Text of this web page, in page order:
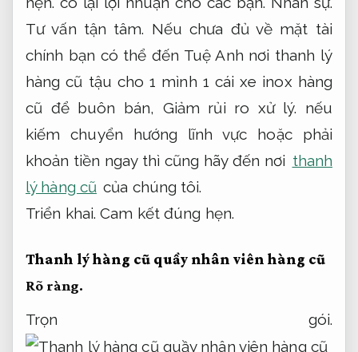
Tư vấn tận tâm. Nếu chưa đủ về mặt tài
chính bạn có thể đến Tuệ Anh nơi thanh lý
hàng cũ tậu cho 1 mình 1 cái xe inox hàng
cũ để buôn bán, Giảm rủi ro xử lý. nếu
kiếm chuyển hướng lĩnh vực hoặc phải
khoản tiền ngay thì cũng hãy đến nơi thanh
lý hàng cũ của chúng tôi.
Triển khai. Cam kết đúng hẹn.
Thanh lý hàng cũ quầy nhân viên hàng cũ
Rõ ràng.
Trọn gói.